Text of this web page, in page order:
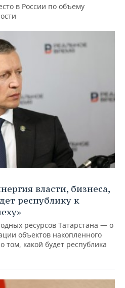
в России по объему
власти, бизнеса,
республику к
ресурсов Татарстана — о
объектов накопленного
какой будет республика